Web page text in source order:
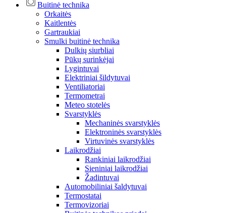
Buitinė technika
Orkaitės
Kaitlentės
Gartraukiai
Smulki buitinė technika
Dulkių siurbliai
Pūkų surinkėjai
Lygintuvai
Elektriniai šildytuvai
Ventiliatoriai
Termometrai
Meteo stotelės
Svarstyklės
Mechaninės svarstyklės
Elektroninės svarstyklės
Virtuvinės svarstyklės
Laikrodžiai
Rankiniai laikrodžiai
Sieniniai laikrodžiai
Žadintuvai
Automobiliniai šaldytuvai
Termostatai
Termovizoriai